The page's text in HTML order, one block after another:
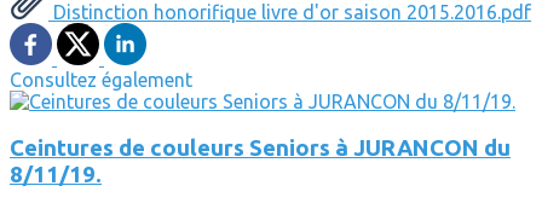
Distinction honorifique livre d'or saison 2015.2016.pdf
Consultez également
Ceintures de couleurs Seniors à JURANCON du
8/11/19.